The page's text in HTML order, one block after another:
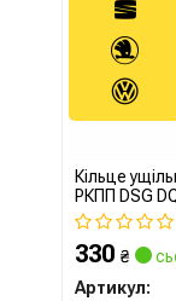
Кільце
РКПП DSG
330 ₴
Артикул: